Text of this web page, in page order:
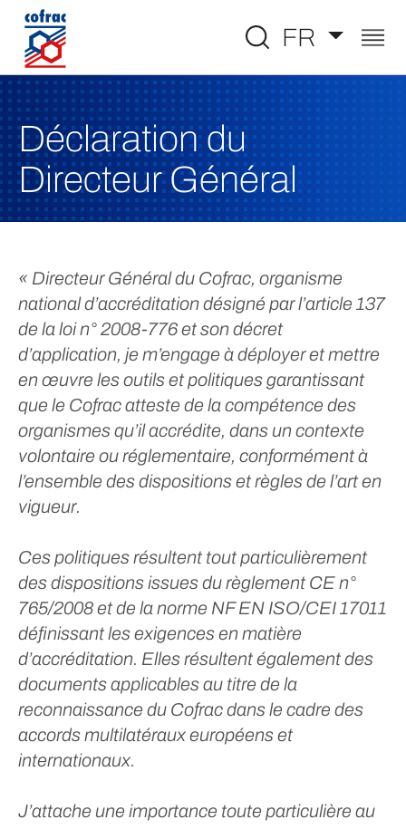
Aller au contenu
FR
Déclaration du
Directeur Général
« Directeur Général du Cofrac, organisme
national d’accréditation désigné par l’article 137
de la loi n° 2008-776 et son décret
d’application, je m’engage à déployer et mettre
en œuvre les outils et politiques garantissant
que le Cofrac atteste de la compétence des
organismes qu’il accrédite, dans un contexte
volontaire ou réglementaire, conformément à
l’ensemble des dispositions et règles de l’art en
vigueur.
Ces politiques résultent tout particulièrement
des dispositions issues du règlement CE n°
765/2008 et de la norme NF EN ISO/CEI 17011
définissant les exigences en matière
d’accréditation. Elles résultent également des
documents applicables au titre de la
reconnaissance du Cofrac dans le cadre des
accords multilatéraux européens et
internationaux.
J’attache une importance toute particulière au